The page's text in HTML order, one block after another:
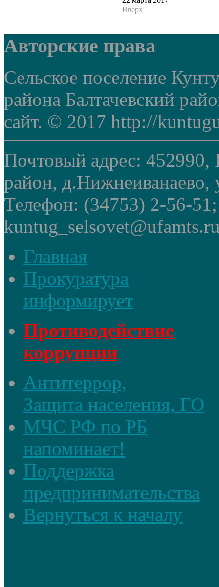
Вверх
Авторские права
Сельское поселение
района Балтачевский
сайт. © 2017 http://
Почтовый адрес: 452990,
район, д.Нижнеиванаево,
Телефон: (34753) 2-56-
Главная
Прокуратура
информирует
Противодействие
коррупции
Антитеррор,
Защита населения, ГО
МЧС РФ по РБ
напоминает!
Поддержка
предпринимательства
Вернуться к началу